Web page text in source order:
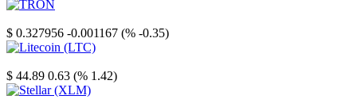
$ 0.327956 -0.001167 (% -0.35)
$ 44.89 0.63 (% 1.42)